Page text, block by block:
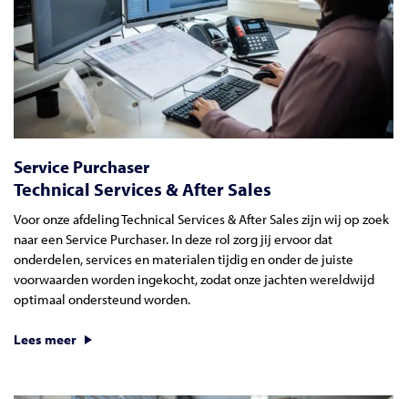
Service Purchaser
Technical Services & After Sales
Voor onze afdeling Technical Services & After Sales zijn wij op zoek
naar een Service Purchaser. In deze rol zorg jij ervoor dat
onderdelen, services en materialen tijdig en onder de juiste
voorwaarden worden ingekocht, zodat onze jachten wereldwijd
optimaal ondersteund worden.
Lees meer